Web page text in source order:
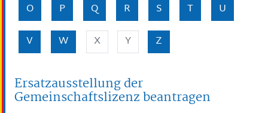
O
P Q R S T
U
V
W X Y Z
Ersatzausstellung der
Gemeinschaftslizenz beantragen